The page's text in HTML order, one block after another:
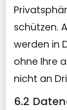
schützen.
werden in
ohne Ihre
nicht an
6.2